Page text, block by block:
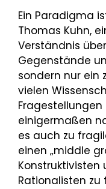
Ein Paradigma
Thomas Kuhn,
Verständnis
Gegenstände
sondern nur ein
vielen
einigermaßen
es auch zu
einen „middle
Rationalisten zu